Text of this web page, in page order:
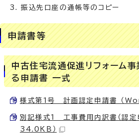
振込先口座の通帳等のコピー
申請書等
中古住宅流通促進リフォーム
る申請書 一式
様式第1号 計画認定申請書 （
別記様式1 工事費用内訳書（認定
34.0KB）